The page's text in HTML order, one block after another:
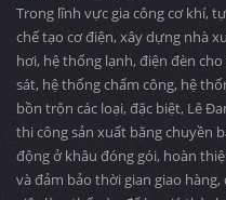
Trong lĩnh vực gia công cơ khí,
chế tạo cơ điện, xây dựng nhà
hơi, hệ thống lạnh, điện đèn
sát, hệ thống chấm công, hệ
bồn trộn các loại, đặc biệt, Lê
thi công sản xuất băng chuyền
động ở khâu đóng gói, hoàn
và đảm bảo thời gian giao